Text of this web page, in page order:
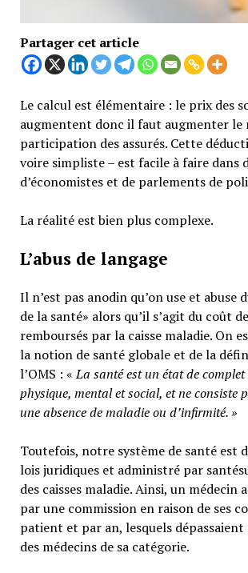
Partager cet article
Le calcul est élémentaire : le prix des
augmentent donc il faut augmenter le
participation des assurés. Cette
voire simpliste – est facile à faire dans
d’économistes et de parlements de
La réalité est bien plus complexe.
L’abus de langage
Il n’est pas anodin qu’on use et abuse
de la santé» alors qu’il s’agit du coût
remboursés par la caisse maladie. On
la notion de santé globale et de la
l’OMS : «La santé est un état de
physique, mental et social, et ne consiste
une absence de maladie ou d’infirmité.»
Toutefois, notre système de santé est
lois juridiques et administré par
des caisses maladie. Ainsi, un médecin
par une commission en raison de ses
patient et par an, lesquels
des médecins de sa catégorie.